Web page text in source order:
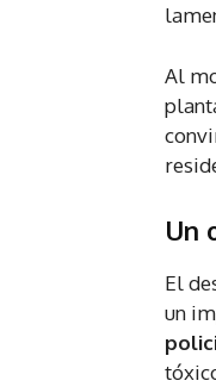
Al
Un
El
un